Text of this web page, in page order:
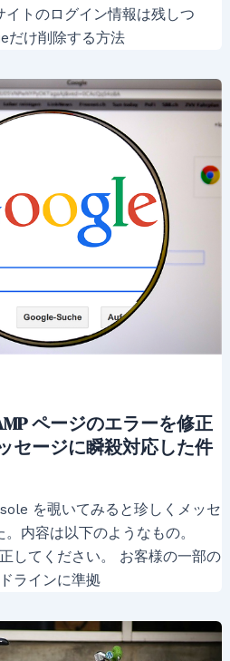
イトのログイン情報は残しつ
だけ削除する方法
ページのエラーを修正
セージに瞬殺対応した件
を覗いてみると珍しくメッセ
内容は以下のようなもの。
してください。 お客様の一部の
ラインに準拠